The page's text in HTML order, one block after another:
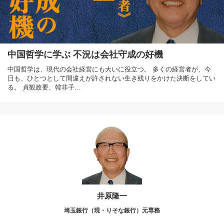
中国哲学に学ぶ 不況は会社守成の好機
中国哲学は、現代の会社経営にも大いに役立つ。 多くの経営者が、今
日も、ひとつとして間違えが許されない生き残りをかけた決断をしてい
る。 貞観政要、韓非子…
井原隆一
埼玉銀行（現・りそな銀行）元専務